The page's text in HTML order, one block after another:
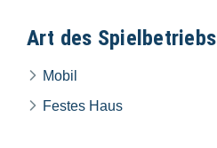
Art des Spielbetriebs
Mobil
Festes Haus